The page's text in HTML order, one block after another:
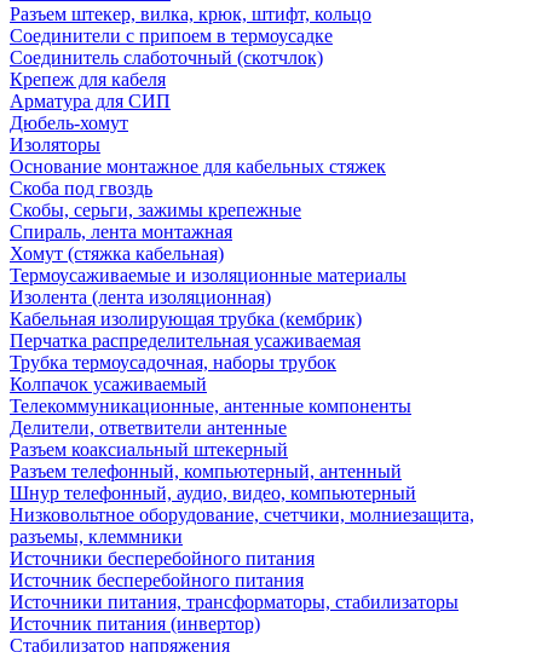
Разъем штекер, вилка, крюк, штифт, кольцо
Соединители с припоем в термоусадке
Соединитель слаботочный (скотчлок)
Крепеж для кабеля
Арматура для СИП
Дюбель-хомут
Изоляторы
Основание монтажное для кабельных стяжек
Скоба под гвоздь
Скобы, серьги, зажимы крепежные
Спираль, лента монтажная
Хомут (стяжка кабельная)
Термоусаживаемые и изоляционные материалы
Изолента (лента изоляционная)
Кабельная изолирующая трубка (кембрик)
Перчатка распределительная усаживаемая
Трубка термоусадочная, наборы трубок
Колпачок усаживаемый
Телекоммуникационные, антенные компоненты
Делители, ответвители антенные
Разъем коаксиальный штекерный
Разъем телефонный, компьютерный, антенный
Шнур телефонный, аудио, видео, компьютерный
Низковольтное оборудование, счетчики, молниезащита,
разъемы, клеммники
Источники бесперебойного питания
Источник бесперебойного питания
Источники питания, трансформаторы, стабилизаторы
Источник питания (инвертор)
Стабилизатор напряжения